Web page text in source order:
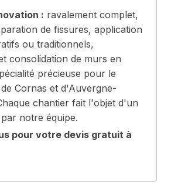
: ravalement complet,
de fissures, application
ou traditionnels,
consolidation de murs en
précieuse pour le
Cornas et d'Auvergne-
chantier fait l'objet d'un
notre équipe.
pour votre devis gratuit à